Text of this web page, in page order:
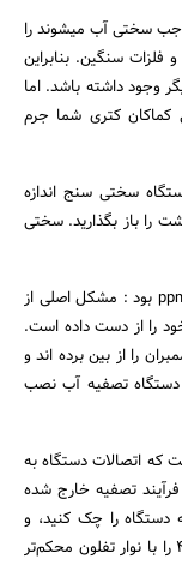
سختی آب میشوند را
سنگین. بنابراین
وجود داشته باشد. اما
کماکان کتری شما جرم
سختی سنج اندازه
را باز بگذارید. سختی
در صورتی که سختی آب در این شرایط بیشتر از 150 ppm بود : مشکل اصلی از
را از دست داده است.
را از بین برده اند و
فیلتر ممبران اسمز معکوس که معمولا در مرحله 4 دستگاه تصفیه آب نصب
که اتصالات دستگاه به
فرآیند تصفیه خارج شده
را چک کنید، و
شلنگ‌های ورودی و خروجی به فیلتر ممبران مرحله 4 را با نوار تفلون محکم‌تر